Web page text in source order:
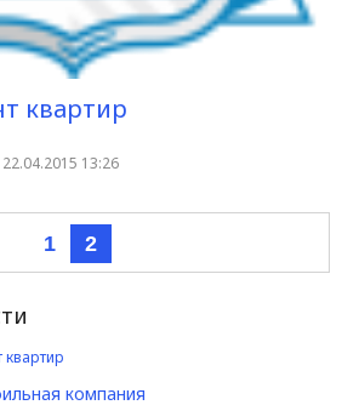
квартир
22.04.2015 13:26
1 2
квартир
компания